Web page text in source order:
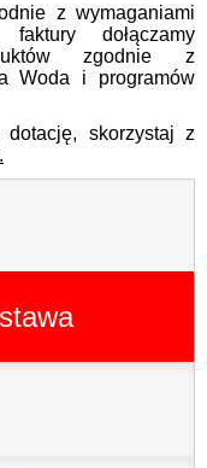
z wymaganiami
dołączamy
zgodnie z
Woda i programów
skorzystaj z